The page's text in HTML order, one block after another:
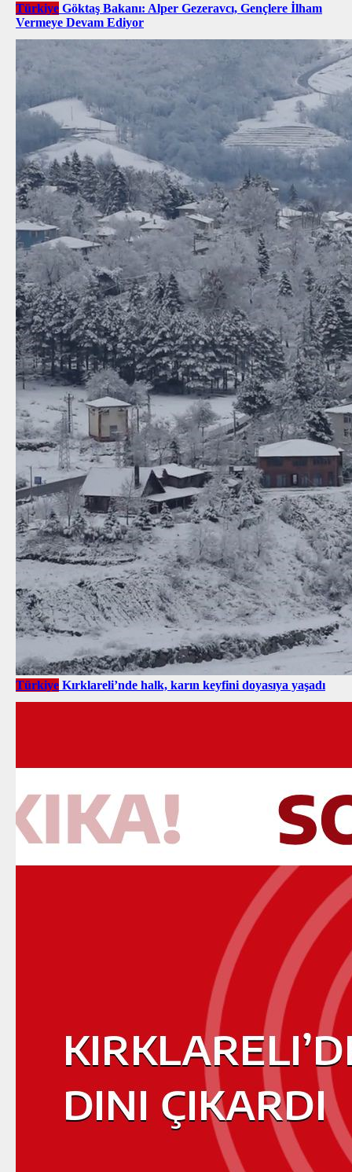
Türkiye Göktaş Bakanı: Alper Gezeravcı, Gençlere İlham
Vermeye Devam Ediyor
Türkiye Kırklareli’nde halk, karın keyfini doyasıya yaşadı